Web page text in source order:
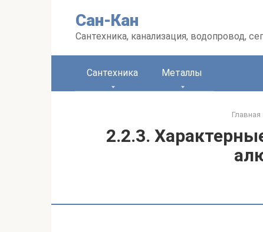
Сан-Кан
Сантехника, канализация, водопровод,
Сантехника Металлы
Главная
2.2.3.